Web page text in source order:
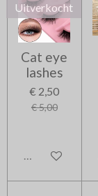
Uitverkocht
Cat eye
lashes
€ 2,50
€ 5,00
Uitverkocht